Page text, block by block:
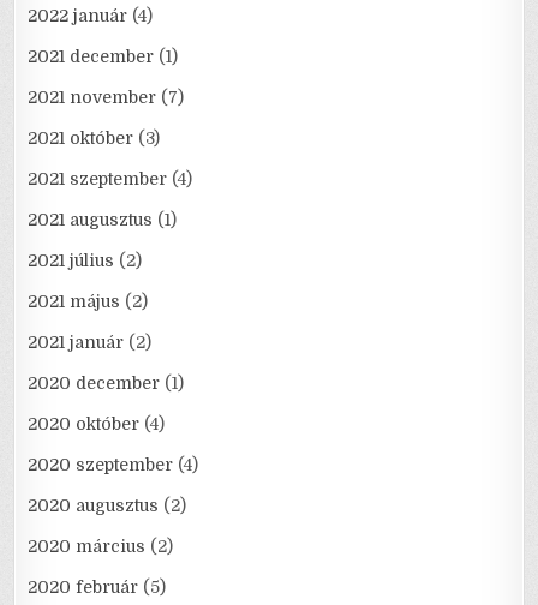
2022 január (4)
2021 december (1)
2021 november (7)
2021 október (3)
2021 szeptember (4)
2021 augusztus (1)
2021 július (2)
2021 május (2)
2021 január (2)
2020 december (1)
2020 október (4)
2020 szeptember (4)
2020 augusztus (2)
2020 március (2)
2020 február (5)